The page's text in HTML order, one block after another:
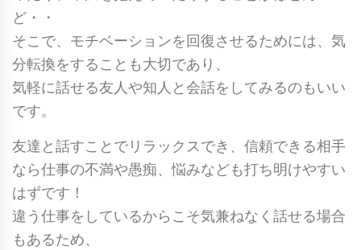
ど・・
そこで、モチベーションを回復させるためには、気
分転換をすることも大切であり、
気軽に話せる友人や知人と会話をしてみるのもいい
です。
友達と話すことでリラックスでき、信頼できる相手
なら仕事の不満や愚痴、悩みなども打ち明けやすい
はずです！
違う仕事をしているからこそ気兼ねなく話せる場合
もあるため、